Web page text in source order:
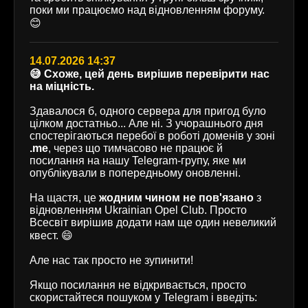
поки ми працюємо над відновленням форуму.
😊
14.07.2026 14:37
😅 Схоже, цей день вирішив перевірити нас
на міцність.
Здавалося б, одного сервера для пригод було
цілком достатньо... Але ні. З учорашнього дня
спостерігаються перебої в роботі доменів у зоні
.me, через що тимчасово не працює й
посилання на нашу Telegram-групу, яке ми
опублікували в попередньому оновленні.
На щастя, це жодним чином не пов'язано з
відновленням Ukrainian Opel Club. Просто
Всесвіт вирішив додати нам ще один невеликий
квест. 😄
Але нас так просто не зупинити!
Якщо посилання не відкривається, просто
скористайтеся пошуком у Telegram і введіть: